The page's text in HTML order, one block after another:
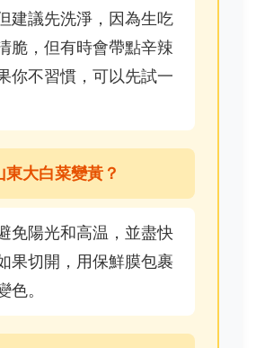
建議先洗淨，因為生吃
脆，但有時會帶點辛辣
你不習慣，可以先試一
大白菜變黃？
免陽光和高温，並盡快
果切開，用保鮮膜包裹
色。